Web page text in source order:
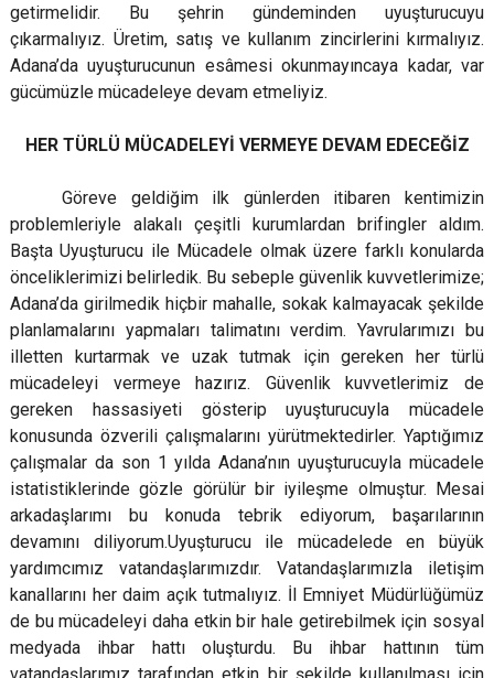
getirmelidir. Bu şehrin gündeminden uyuşturucuyu
çıkarmalıyız. Üretim, satış ve kullanım zincirlerini kırmalıyız.
Adana’da uyuşturucunun esâmesi okunmayıncaya kadar, var
gücümüzle mücadeleye devam etmeliyiz.
HER TÜRLÜ MÜCADELEYİ VERMEYE DEVAM EDECEĞİZ
Göreve geldiğim ilk günlerden itibaren kentimizin
problemleriyle alakalı çeşitli kurumlardan brifingler aldım.
Başta Uyuşturucu ile Mücadele olmak üzere farklı konularda
önceliklerimizi belirledik. Bu sebeple güvenlik kuvvetlerimize;
Adana’da girilmedik hiçbir mahalle, sokak kalmayacak şekilde
planlamalarını yapmaları talimatını verdim. Yavrularımızı bu
illetten kurtarmak ve uzak tutmak için gereken her türlü
mücadeleyi vermeye hazırız. Güvenlik kuvvetlerimiz de
gereken hassasiyeti gösterip uyuşturucuyla mücadele
konusunda özverili çalışmalarını yürütmektedirler. Yaptığımız
çalışmalar da son 1 yılda Adana’nın uyuşturucuyla mücadele
istatistiklerinde gözle görülür bir iyileşme olmuştur. Mesai
arkadaşlarımı bu konuda tebrik ediyorum, başarılarının
devamını diliyorum.Uyuşturucu ile mücadelede en büyük
yardımcımız vatandaşlarımızdır. Vatandaşlarımızla iletişim
kanallarını her daim açık tutmalıyız. İl Emniyet Müdürlüğümüz
de bu mücadeleyi daha etkin bir hale getirebilmek için sosyal
medyada ihbar hattı oluşturdu. Bu ihbar hattının tüm